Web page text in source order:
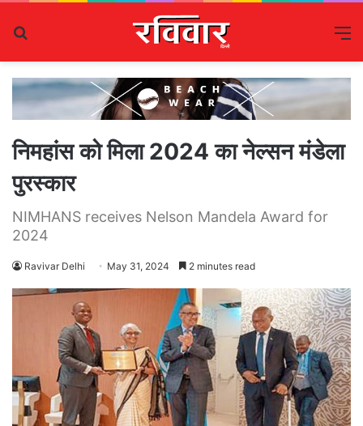
निमहांस को मिला 2024 का नेल्सन मंडेला
पुरस्कार
NIMHANS receives Nelson Mandela Award for
2024
Ravivar Delhi May 31, 2024 2 minutes read